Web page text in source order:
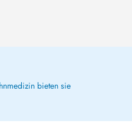
bieten sie